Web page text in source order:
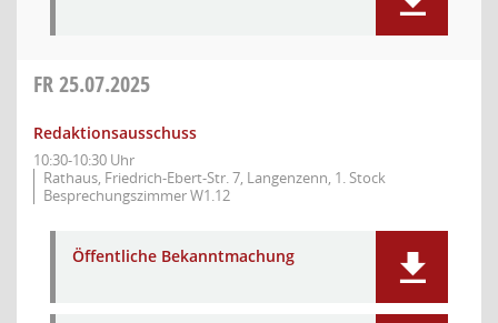
FR25.07.2025
Redaktionsausschuss
10:30-10:30 Uhr
Rathaus, Friedrich-Ebert-Str. 7, Langenzenn, 1. Stock
Besprechungszimmer W1.12
Öffentliche Bekanntmachung